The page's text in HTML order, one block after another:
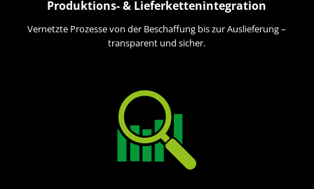
Produktions- & Lieferkettenintegration
Vernetzte Prozesse von der Beschaffung bis zur Auslieferung –
transparent und sicher.